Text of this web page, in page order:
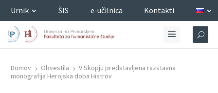
Urnik ŠIS e-učilnica Kontakti
Domov 5 Obvestila 5 V Skopju predstavljena razstavna
monografija Herojska doba Histrov